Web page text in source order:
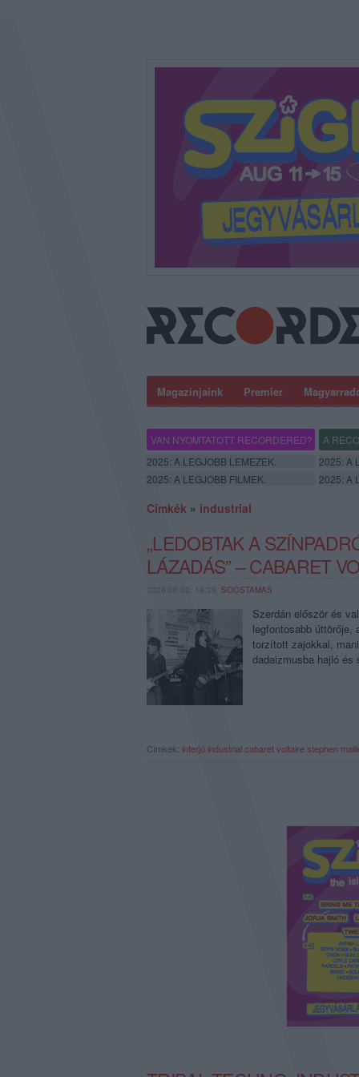
Magazinjaink Premier
VAN NYOMTATOTT RECORDERED? A
2025: A LEGJOBB LEMEZEK.
2025: A
2025: A LEGJOBB FILMEK.
2025: A
Címkék » industrial
„LEDOBTAK A
LÁZADÁS” – CABARET
2026.06.02. 18:39, SOOSTAMAS
Szerdán először és
legfontosabb úttörője,
torzított zajokkal,
dadaizmusba hajló
Címkék: interjú industrialcabaret voltairestephen